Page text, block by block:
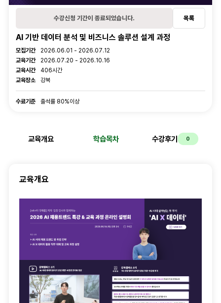
수강신청 기간이 종료되었습니다. 목록
AI 기반 데이터 분석 및 비즈니스 솔루션 설계 과정
강의 정보
모집기간
2026.06.01 - 2026.07.12
교육기간
2026.07.20 - 2026.10.16
교육시간
406시간
교육장소
강북
수료기준
수료기준 출석률 80%이상
교육개요 학습목차 수강후기 0
교육개요